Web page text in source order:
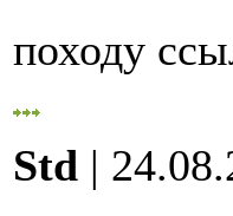
походу
Std |